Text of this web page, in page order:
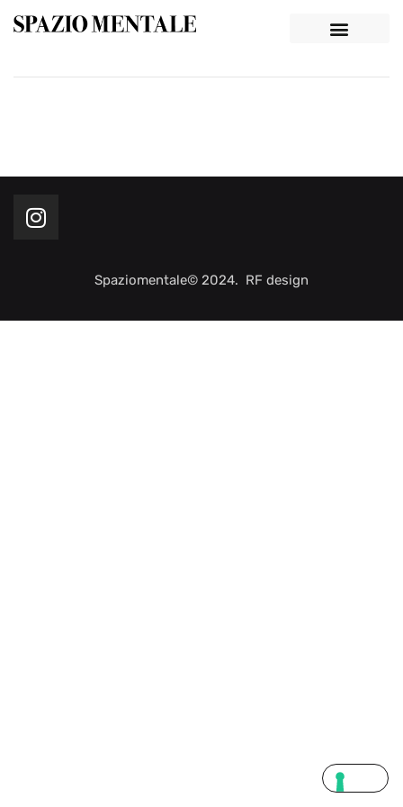
Spaziomentale© 2024. RF design